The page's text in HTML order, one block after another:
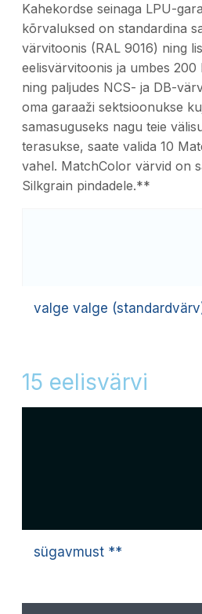
Kahekordse seinaga LPU-
kõrvaluksed on standardina
värvitoonis (RAL 9016) ning
eelisvärvitoonis ja umbes
ning paljudes NCS- ja DB-
oma garaaži sektsioonukse
samasuguseks nagu teie
terasukse, saate valida 10
vahel. MatchColor värvid on
Silkgrain pindadele.**
valge valge
15 eelisvärvi
sügavmust **